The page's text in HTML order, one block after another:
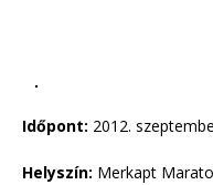
Időpont: 2012.
Helyszín: Merkapt